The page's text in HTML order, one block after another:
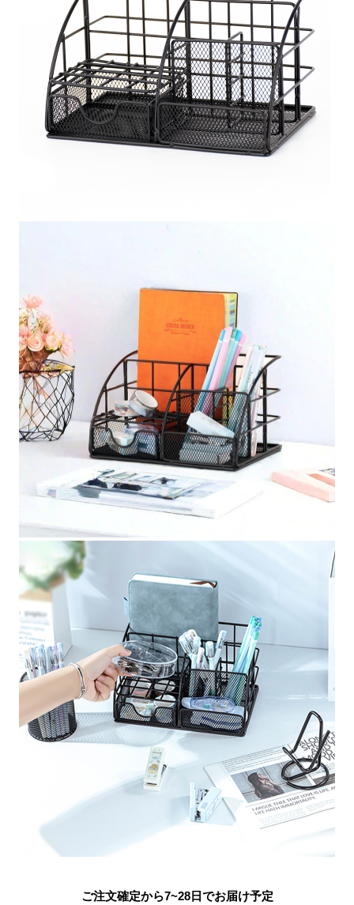
ご注文確定から7~28日でお届け予定